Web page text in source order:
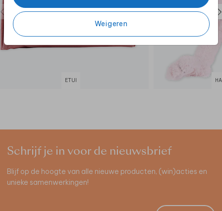
Weigeren
ETUI
Schrijf je in voor de nieuwsbrief
Blijf op de hoogte van alle nieuwe producten, (win)acties en
unieke samenwerkingen!